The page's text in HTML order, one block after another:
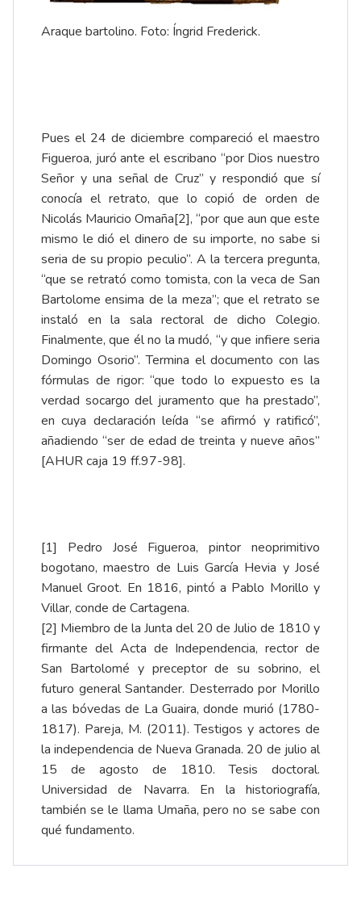
Araque bartolino. Foto: Íngrid Frederick.
Pues el 24 de diciembre compareció el maestro
Figueroa, juró ante el escribano “por Dios nuestro
Señor y una señal de Cruz” y respondió que sí
conocía el retrato, que lo copió de orden de
Nicolás Mauricio Omaña[2], “por que aun que este
mismo le dió el dinero de su importe, no sabe si
seria de su propio peculio”. A la tercera pregunta,
“que se retrató como tomista, con la veca de San
Bartolome ensima de la meza”; que el retrato se
instaló en la sala rectoral de dicho Colegio.
Finalmente, que él no la mudó, “y que infiere seria
Domingo Osorio”. Termina el documento con las
fórmulas de rigor: “que todo lo expuesto es la
verdad socargo del juramento que ha prestado”,
en cuya declaración leída “se afirmó y ratificó”,
añadiendo “ser de edad de treinta y nueve años”
[AHUR caja 19 ff.97-98].
[1] Pedro José Figueroa, pintor neoprimitivo
bogotano, maestro de Luis García Hevia y José
Manuel Groot. En 1816, pintó a Pablo Morillo y
Villar, conde de Cartagena.
[2] Miembro de la Junta del 20 de Julio de 1810 y
firmante del Acta de Independencia, rector de
San Bartolomé y preceptor de su sobrino, el
futuro general Santander. Desterrado por Morillo
a las bóvedas de La Guaira, donde murió (1780-
1817). Pareja, M. (2011). Testigos y actores de
la independencia de Nueva Granada. 20 de julio al
15 de agosto de 1810.Tesis doctoral.
Universidad de Navarra. En la historiografía,
también se le llama Umaña, pero no se sabe con
qué fundamento.